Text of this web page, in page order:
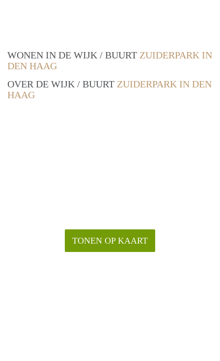
WONEN IN DE WIJK / BUURT ZUIDERPARK IN
DEN HAAG
OVER DE WIJK / BUURT ZUIDERPARK IN DEN
HAAG
TONEN OP KAART